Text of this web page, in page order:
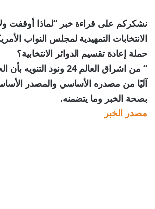
نشكركم على قراءة خبر “لماذا أوقفت
الانتخابات التمهيدية لمجلس النواب
حملة إعادة تقسيم الدوائر الانتخابية؟
” من اشراق العالم 24 ونود
آليًا من مصدره الأساسي والمصدر
بصحة الخبر وما يتضمنه.
مصدر الخبر